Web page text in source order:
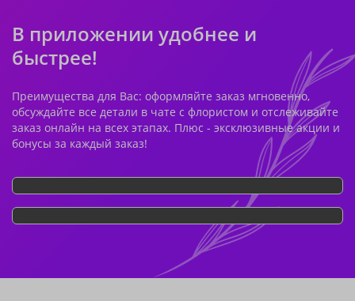
В приложении удобнее и
быстрее!
Преимущества для Вас: оформляйте заказ мгновенно,
обсуждайте все детали в чате с флористом и отслеживайте
заказ онлайн на всех этапах. Плюс - эксклюзивные акции и
бонусы за каждый заказ!